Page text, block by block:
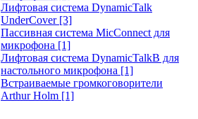
Лифтовая система DynamicTalk
UnderCover [3]
Пассивная система MicConnect для
микрофона [1]
Лифтовая система DynamicTalkB для
настольного микрофона [1]
Встраиваемые громкоговорители
Arthur Holm [1]